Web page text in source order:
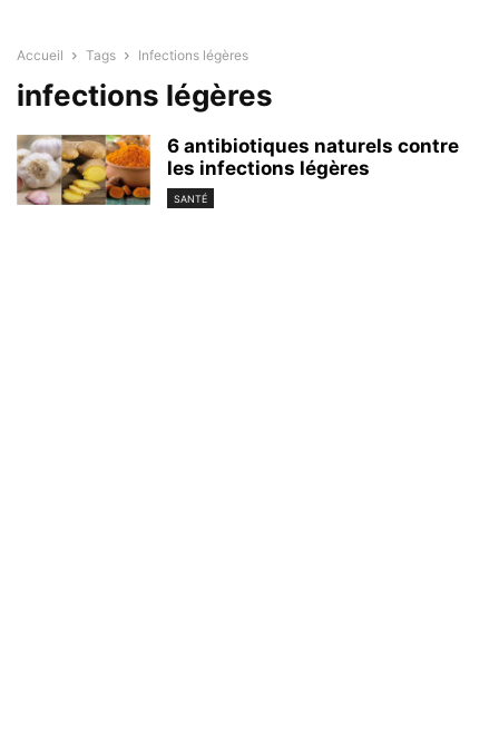
Accueil Tags Infections légères
infections légères
6 antibiotiques naturels contre
les infections légères
SANTÉ